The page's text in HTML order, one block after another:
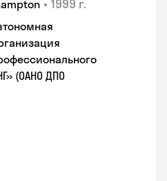
• 1999 г.
(ОАНО ДПО